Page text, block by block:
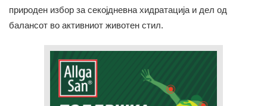
природен избор за секојдневна хидратација и дел од
балансот во активниот животен стил.